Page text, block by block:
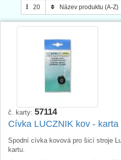
20 Název produktu (A-Z)
č. karty: 57114
Cívka LUCZNIK kov - karta
Spodní cívka kovová pro šicí stroje
kartu.